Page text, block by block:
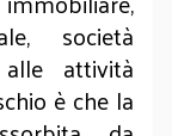
società
attività
è che la